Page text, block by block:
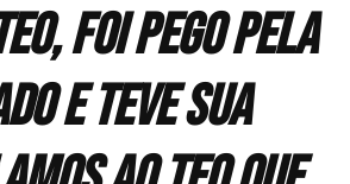
foi pego pela
e teve sua